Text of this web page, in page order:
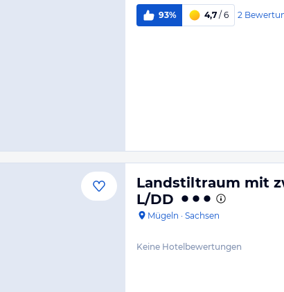
93% 4,7 / 6 2
Landstiltraum mit
L/DD
Mügeln · Sachsen
Keine Hotelbewertungen